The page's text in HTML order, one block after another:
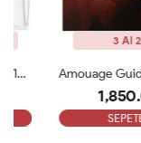
3 Al 2 Öde
1,850.00
SEPETE EKLE